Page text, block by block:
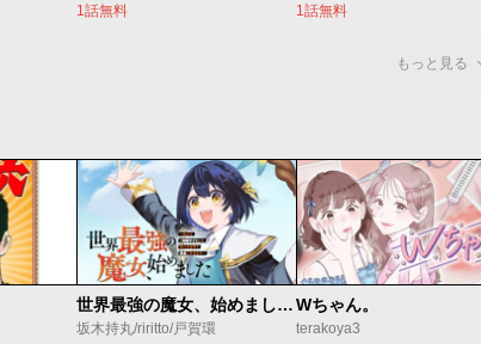
1話無料
1話無料
もっと見る
世界最強の魔女、始めました ～私だけ『攻略サイト』を見れる世界で自由に生きます～
坂木持丸/riritto/戸賀環
Wちゃん。
terakoya3